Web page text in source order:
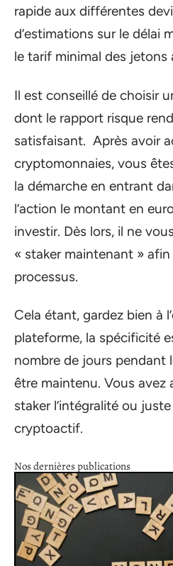
rapide aux différentes
d’estimations sur le délai
le tarif minimal des jetons
Il est conseillé de choisir
dont le rapport risque
satisfaisant. Après avoir
cryptomonnaies, vous
la démarche en entrant
l’action le montant en
investir. Dès lors, il ne
« staker maintenant »
processus.
Cela étant, gardez bien à
plateforme, la spécificité
nombre de jours pendant
être maintenu. Vous avez
staker l’intégralité ou
cryptoactif.
Nos dernières publications